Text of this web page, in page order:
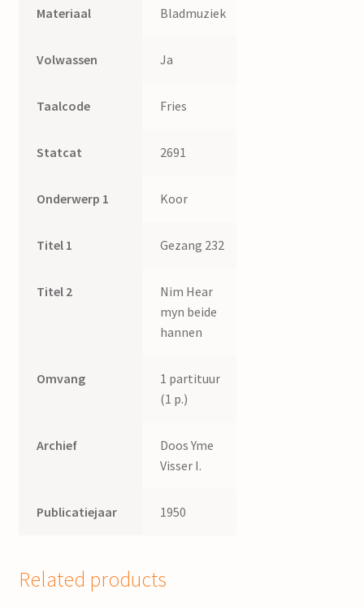
Materiaal Bladmuziek
Volwassen Ja
Taalcode Fries
Statcat 2691
Onderwerp 1 Koor
Titel 1 Gezang 232
Titel 2
Nim Hear
myn beide
hannen
Omvang
1 partituur
(1 p.)
Archief
Doos Yme
Visser I.
Publicatiejaar 1950
Related products